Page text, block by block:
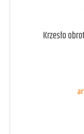
Krzesło